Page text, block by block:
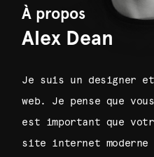
À propos
Alex Dean
Je suis un designer
web. Je pense que
est important que
site internet